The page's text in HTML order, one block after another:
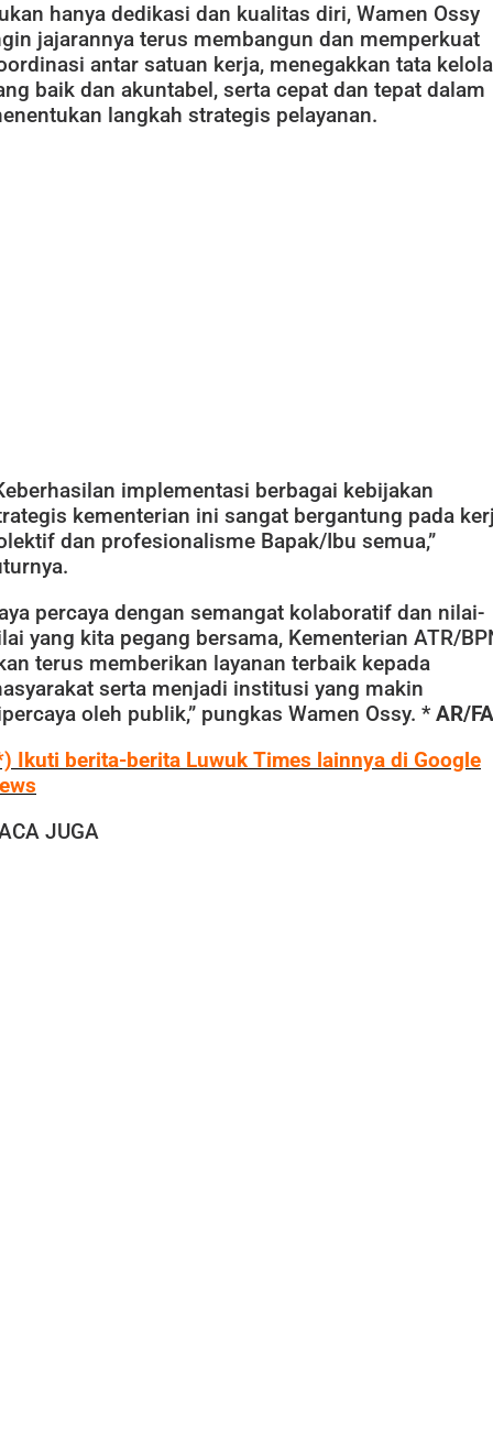
hanya dedikasi dan kualitas diri, Wamen Ossy
jajarannya terus membangun dan memperkuat
antar satuan kerja, menegakkan tata kelola
baik dan akuntabel, serta cepat dan tepat dalam
langkah strategis pelayanan.
implementasi berbagai kebijakan
kementerian ini sangat bergantung pada
dan profesionalisme Bapak/Ibu semua,”
percaya dengan semangat kolaboratif dan nilai-
yang kita pegang bersama, Kementerian ATR/
terus memberikan layanan terbaik kepada
serta menjadi institusi yang makin
oleh publik,” pungkas Wamen Ossy. * AR/FA
Ikuti berita-berita Luwuk Times lainnya di Google
JUGA